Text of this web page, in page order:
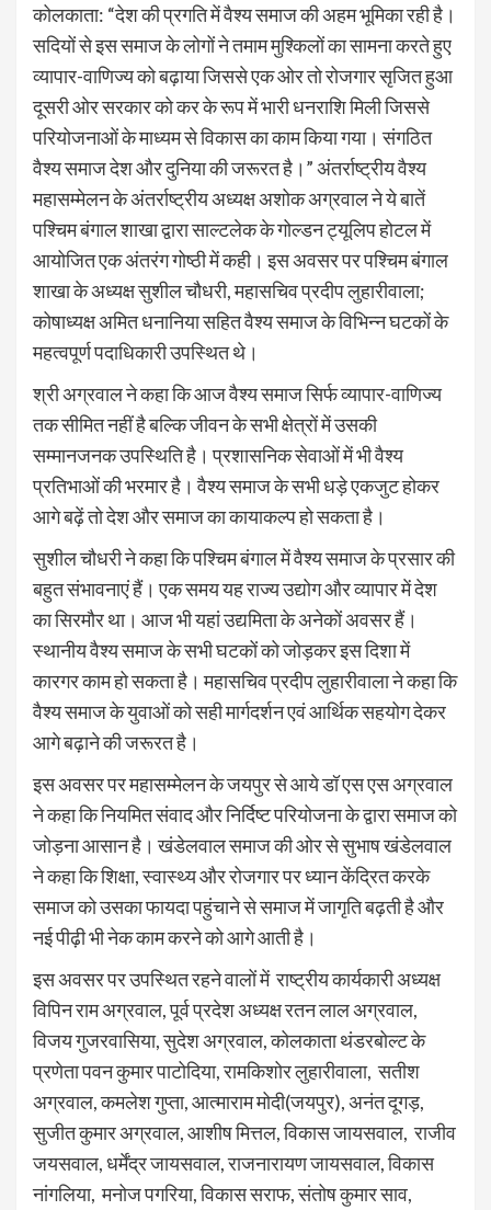
कोलकाता: “देश की प्रगति में वैश्य समाज की अहम भूमिका रही है।
सदियों से इस समाज के लोगों ने तमाम मुश्किलों का सामना करते हुए
व्यापार-वाणिज्य को बढ़ाया जिससे एक ओर तो रोजगार सृजित हुआ
दूसरी ओर सरकार को कर के रूप में भारी धनराशि मिली जिससे
परियोजनाओं के माध्यम से विकास का काम किया गया। संगठित
वैश्य समाज देश और दुनिया की जरूरत है।” अंतर्राष्ट्रीय वैश्य
महासम्मेलन के अंतर्राष्ट्रीय अध्यक्ष अशोक अग्रवाल ने ये बातें
पश्चिम बंगाल शाखा द्वारा साल्टलेक के गोल्डन ट्यूलिप होटल में
आयोजित एक अंतरंग गोष्ठी में कही। इस अवसर पर पश्चिम बंगाल
शाखा के अध्यक्ष सुशील चौधरी, महासचिव प्रदीप लुहारीवाला;
कोषाध्यक्ष अमित धनानिया सहित वैश्य समाज के विभिन्न घटकों के
महत्वपूर्ण पदाधिकारी उपस्थित थे।
श्री अग्रवाल ने कहा कि आज वैश्य समाज सिर्फ व्यापार-वाणिज्य
तक सीमित नहीं है बल्कि जीवन के सभी क्षेत्रों में उसकी
सम्मानजनक उपस्थिति है। प्रशासनिक सेवाओं में भी वैश्य
प्रतिभाओं की भरमार है। वैश्य समाज के सभी धड़े एकजुट होकर
आगे बढ़ें तो देश और समाज का कायाकल्प हो सकता है।
सुशील चौधरी ने कहा कि पश्चिम बंगाल में वैश्य समाज के प्रसार की
बहुत संभावनाएं हैं। एक समय यह राज्य उद्योग और व्यापार में देश
का सिरमौर था। आज भी यहां उद्यमिता के अनेकों अवसर हैं।
स्थानीय वैश्य समाज के सभी घटकों को जोड़कर इस दिशा में
कारगर काम हो सकता है। महासचिव प्रदीप लुहारीवाला ने कहा कि
वैश्य समाज के युवाओं को सही मार्गदर्शन एवं आर्थिक सहयोग देकर
आगे बढ़ाने की जरूरत है।
इस अवसर पर महासम्मेलन के जयपुर से आये डॉ एस एस अग्रवाल
ने कहा कि नियमित संवाद और निर्दिष्ट परियोजना के द्वारा समाज को
जोड़ना आसान है। खंडेलवाल समाज की ओर से सुभाष खंडेलवाल
ने कहा कि शिक्षा, स्वास्थ्य और रोजगार पर ध्यान केंद्रित करके
समाज को उसका फायदा पहुंचाने से समाज में जागृति बढ़ती है और
नई पीढ़ी भी नेक काम करने को आगे आती है।
इस अवसर पर उपस्थित रहने वालों में राष्ट्रीय कार्यकारी अध्यक्ष
विपिन राम अग्रवाल, पूर्व प्रदेश अध्यक्ष रतन लाल अग्रवाल,
विजय गुजरवासिया, सुदेश अग्रवाल, कोलकाता थंडरबोल्ट के
प्रणेता पवन कुमार पाटोदिया, रामकिशोर लुहारीवाला, सतीश
अग्रवाल, कमलेश गुप्ता, आत्माराम मोदी(जयपुर), अनंत दूगड़,
सुजीत कुमार अग्रवाल, आशीष मित्तल, विकास जायसवाल, राजीव
जयसवाल, धर्मेंद्र जायसवाल, राजनारायण जायसवाल, विकास
नांगलिया, मनोज पगरिया, विकास सराफ, संतोष कुमार साव,